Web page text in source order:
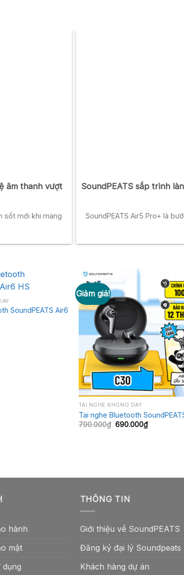
âm thanh vượt
sốt mới khi mang
SoundPEATS sắp trình
SoundPEATS Air5 Pro+ là
SoundPEATS Air6
Giảm giá!
+
TAI NGHE KHÔNG DÂY
Tai nghe Bluetooth
790.000₫ Giá
690.000₫Giá
hiện
hành
mật
dụng
THÔNG TIN
Giới thiệu về SoundPEATS
Đăng ký đại lý Soundpeats
Khách hàng dự án